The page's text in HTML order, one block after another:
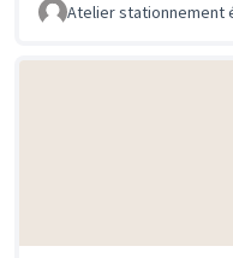
Atelier stationnement